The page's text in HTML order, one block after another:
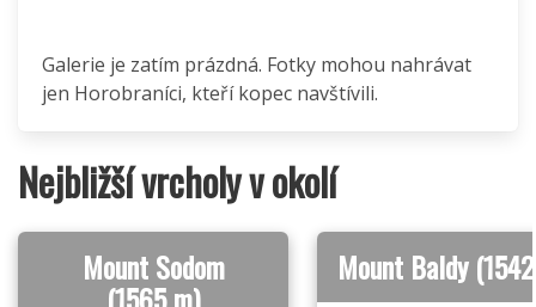
Galerie je zatím prázdná. Fotky mohou nahrávat
jen Horobraníci, kteří kopec navštívili.
Nejbližší vrcholy v okolí
Mount Sodom Mount Baldy